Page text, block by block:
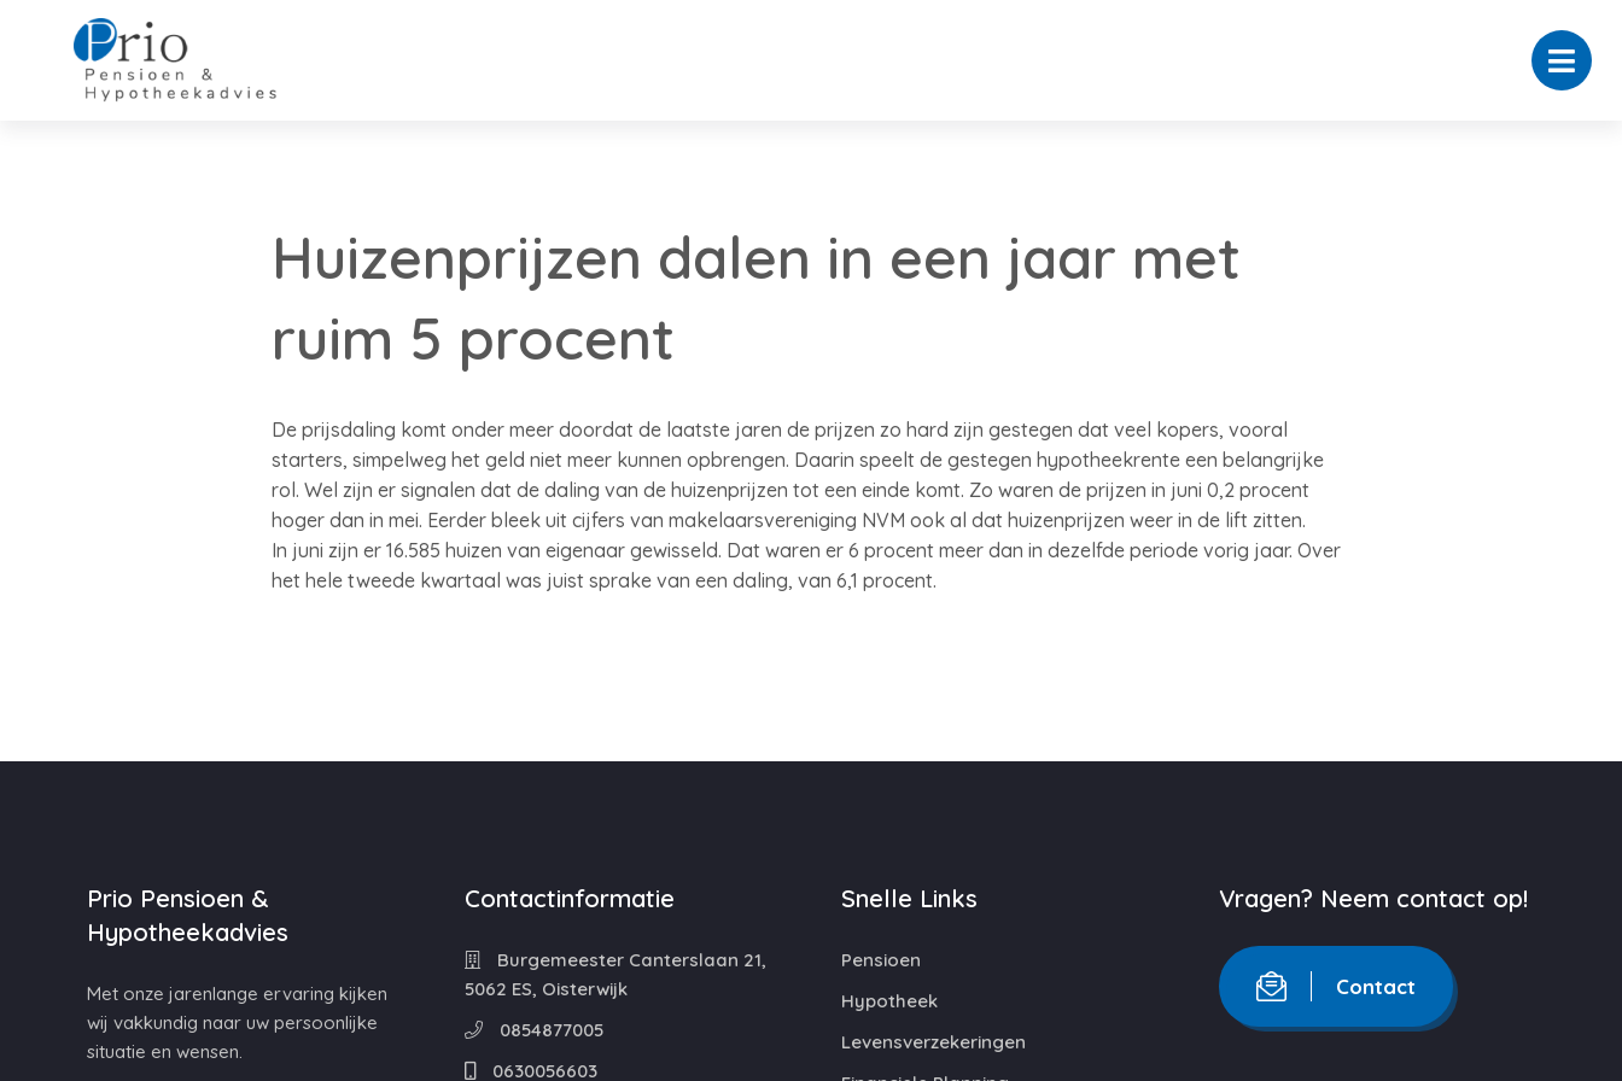
Huizenprijzen dalen in een jaar met
ruim 5 procent
De prijsdaling komt onder meer doordat de laatste jaren de prijzen zo hard zijn gestegen dat veel kopers, vooral
starters, simpelweg het geld niet meer kunnen opbrengen. Daarin speelt de gestegen hypotheekrente een belangrijke
rol. Wel zijn er signalen dat de daling van de huizenprijzen tot een einde komt. Zo waren de prijzen in juni 0,2 procent
hoger dan in mei. Eerder bleek uit cijfers van makelaarsvereniging NVM ook al dat huizenprijzen weer in de lift zitten.
In juni zijn er 16.585 huizen van eigenaar gewisseld. Dat waren er 6 procent meer dan in dezelfde periode vorig jaar. Over
het hele tweede kwartaal was juist sprake van een daling, van 6,1 procent.
Prio Pensioen &
Hypotheekadvies
Met onze jarenlange ervaring kijken
wij vakkundig naar uw persoonlijke
situatie en wensen.
Contactinformatie
Burgemeester Canterslaan 21,
5062 ES, Oisterwijk
0854877005
0630056603
Snelle Links
Pensioen
Hypotheek
Levensverzekeringen
Vragen? Neem contact op!
Contact